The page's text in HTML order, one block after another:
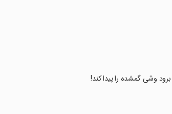
وشی گمشده را پیدا کند!